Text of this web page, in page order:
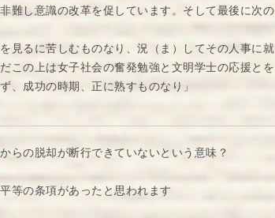
難し意識の改革を促しています。そして最後に次の
見るに苦しむものなり、況（ま）してその人事に就
この上は女子社会の奮発勉強と文明学士の応援とを
、成功の時期、正に熟すものなり」
らの脱却が断行できていないという意味？
等の条項があったと思われます